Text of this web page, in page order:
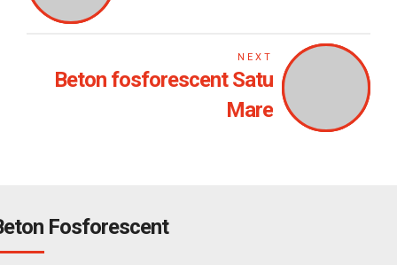
NEXT
Beton fosforescent Satu
Mare
Fosforescent